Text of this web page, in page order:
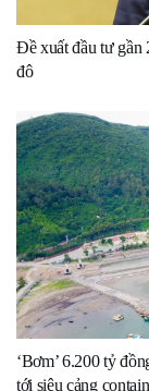
Đề xuất đầu tư gần
đô
‘Bơm’ 6.200 tỷ
tới siêu cảng